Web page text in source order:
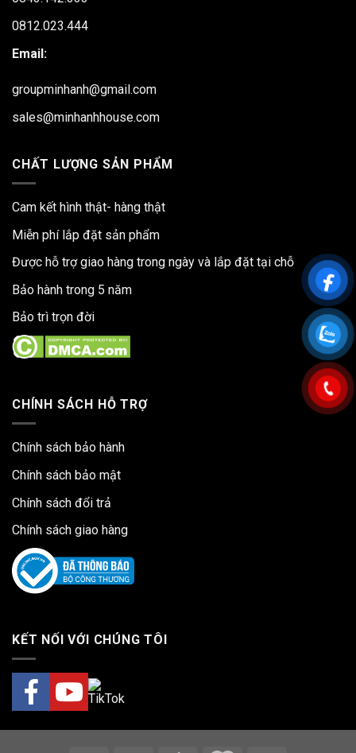
0812.023.444
Email:
groupminhanh@gmail.com
sales@minhanhhouse.com
CHẤT LƯỢNG SẢN PHẨM
Cam kết hình thật- hàng thật
Miễn phí lắp đặt sản phẩm
Được hỗ trợ giao hàng trong ngày và lắp đặt tại chỗ
Bảo hành trong 5 năm
Bảo trì trọn đời
CHÍNH SÁCH HỖ TRỢ
Chính sách bảo hành
Chính sách bảo mật
Chính sách đổi trả
Chính sách giao hàng
KẾT NỐI VỚI CHÚNG TÔI